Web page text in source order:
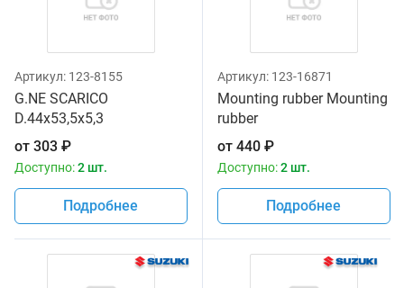
Артикул: 123-8155
G.NE SCARICO
D.44x53,5x5,3
от 303 ₽
Доступно:2 шт.
Подробнее
Артикул: 123-16871
Mounting rubber Mounting
rubber
от 440₽
Доступно:2 шт.
Подробнее